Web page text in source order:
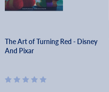
The Art of Turning Red - Disney
And Pixar